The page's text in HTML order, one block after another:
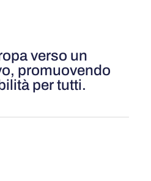
verso un
promuovendo
per tutti.